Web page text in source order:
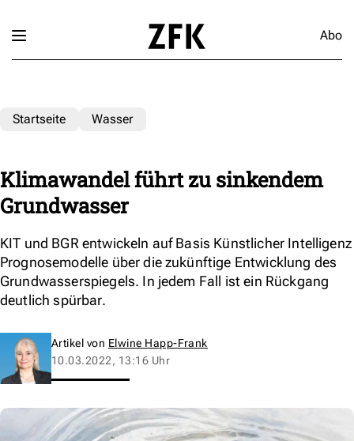
Abo
Startseite Wasser
Klimawandel führt zu sinkendem
Grundwasser
KIT und BGR entwickeln auf Basis Künstlicher Intelligenz
Prognosemodelle über die zukünftige Entwicklung des
Grundwasserspiegels. In jedem Fall ist ein Rückgang
deutlich spürbar.
Artikel von Elwine Happ-Frank
10.03.2022, 13:16 Uhr